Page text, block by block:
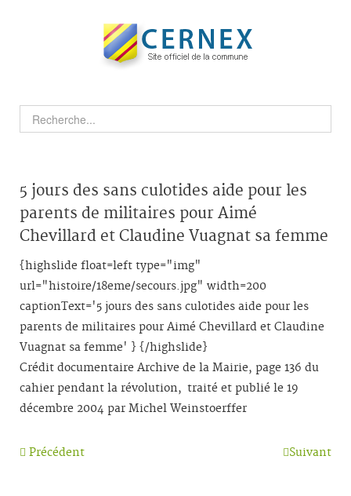
5 jours des sans culotides aide pour les
parents de militaires pour Aimé
Chevillard et Claudine Vuagnat sa femme
{highslide float=left type="img"
url="histoire/18eme/secours.jpg" width=200
captionText='5 jours des sans culotides aide pour les
parents de militaires pour Aimé Chevillard et Claudine
Vuagnat sa femme' } {/highslide}
Crédit documentaire Archive de la Mairie, page 136 du
cahier pendant la révolution, traité et publié le 19
décembre 2004 par Michel Weinstoerffer
Précédent Suivant